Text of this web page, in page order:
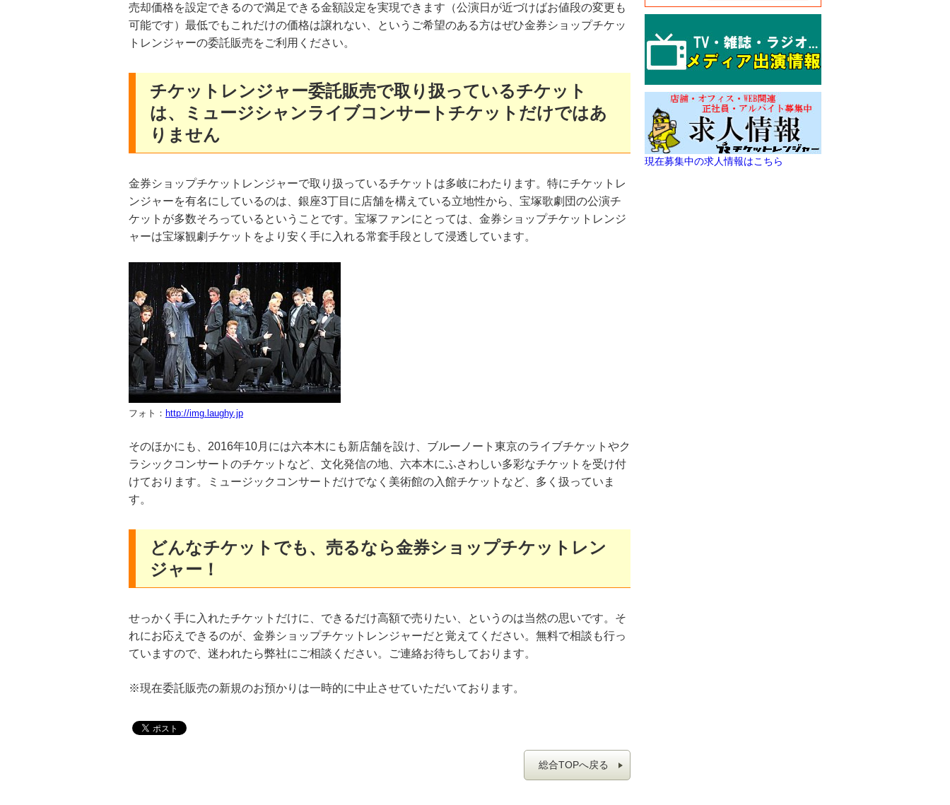
売却価格を設定できるので満足できる金額設定を実現できます（公演日が近づけばお値段の変更も
可能です）最低でもこれだけの価格は譲れない、というご希望のある方はぜひ金券ショップチケッ
トレンジャーの委託販売をご利用ください。
チケットレンジャー委託販売で取り扱っているチケット
は、ミュージシャンライブコンサートチケットだけではあ
りません
金券ショップチケットレンジャーで取り扱っているチケットは多岐にわたります。特にチケットレ
ンジャーを有名にしているのは、銀座3丁目に店舗を構えている立地性から、宝塚歌劇団の公演チ
ケットが多数そろっているということです。宝塚ファンにとっては、金券ショップチケットレンジ
ャーは宝塚観劇チケットをより安く手に入れる常套手段として浸透しています。
フォト： http://img.laughy.jp
そのほかにも、2016年10月には六本木にも新店舗を設け、ブルーノート東京のライブチケットやク
ラシックコンサートのチケットなど、文化発信の地、六本木にふさわしい多彩なチケットを受け付
けております。ミュージックコンサートだけでなく美術館の入館チケットなど、多く扱っていま
す。
どんなチケットでも、売るなら金券ショップチケットレン
ジャー！
せっかく手に入れたチケットだけに、できるだけ高額で売りたい、というのは当然の思いです。そ
れにお応えできるのが、金券ショップチケットレンジャーだと覚えてください。無料で相談も行っ
ていますので、迷われたら弊社にご相談ください。ご連絡お待ちしております。
※現在委託販売の新規のお預かりは一時的に中止させていただいております。
総合TOPへ戻る
現在募集中の求人情報はこちら